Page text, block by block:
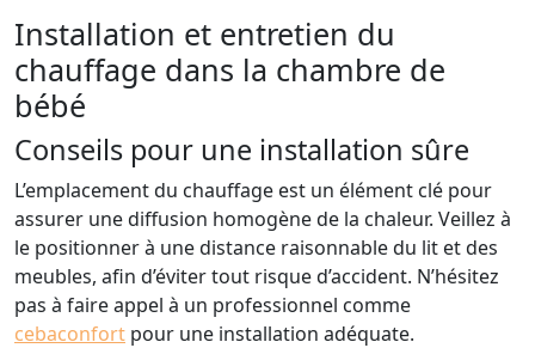
Installation et entretien du
chauffage dans la chambre de
bébé
Conseils pour une installation sûre
L’emplacement du chauffage est un élément clé pour
assurer une diffusion homogène de la chaleur. Veillez à
le positionner à une distance raisonnable du lit et des
meubles, afin d’éviter tout risque d’accident. N’hésitez
pas à faire appel à un professionnel comme
cebaconfort pour une installation adéquate.